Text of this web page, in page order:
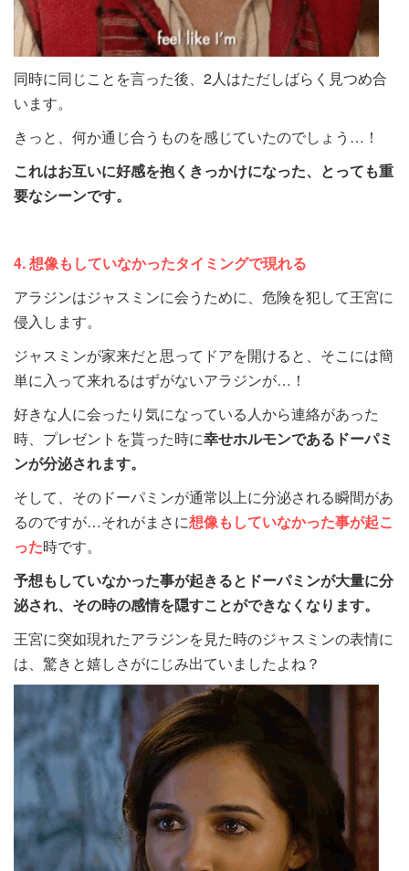
同時に同じことを言った後、2人はただしばらく見つめ合
います。
きっと、何か通じ合うものを感じていたのでしょう…！
これはお互いに好感を抱くきっかけになった、とっても重
要なシーンです。
4. 想像もしていなかったタイミングで現れる
アラジンはジャスミンに会うために、危険を犯して王宮に
侵入します。
ジャスミンが家来だと思ってドアを開けると、そこには簡
単に入って来れるはずがないアラジンが…！
好きな人に会ったり気になっている人から連絡があった
時、プレゼントを貰った時に幸せホルモンであるドーパミ
ンが分泌されます。
そして、そのドーパミンが通常以上に分泌される瞬間があ
るのですが…それがまさに想像もしていなかった事が起こ
った時です。
予想もしていなかった事が起きるとドーパミンが大量に分
泌され、その時の感情を隠すことができなくなります。
王宮に突如現れたアラジンを見た時のジャスミンの表情に
は、驚きと嬉しさがにじみ出ていましたよね？